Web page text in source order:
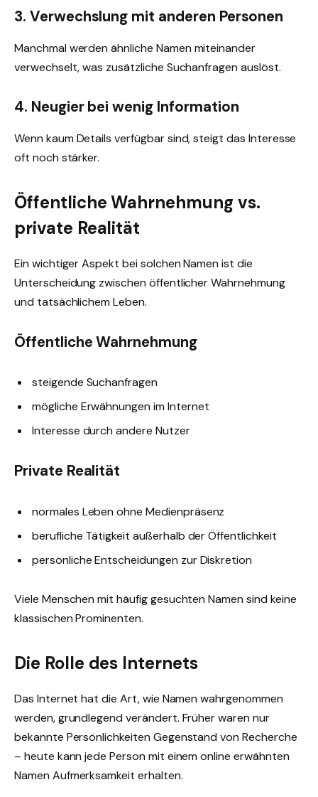
3. Verwechslung mit anderen Personen
Manchmal werden ähnliche Namen miteinander
verwechselt, was zusätzliche Suchanfragen auslöst.
4. Neugier bei wenig Information
Wenn kaum Details verfügbar sind, steigt das Interesse
oft noch stärker.
Öffentliche Wahrnehmung vs.
private Realität
Ein wichtiger Aspekt bei solchen Namen ist die
Unterscheidung zwischen öffentlicher Wahrnehmung
und tatsächlichem Leben.
Öffentliche Wahrnehmung
steigende Suchanfragen
mögliche Erwähnungen im Internet
Interesse durch andere Nutzer
Private Realität
normales Leben ohne Medienpräsenz
berufliche Tätigkeit außerhalb der Öffentlichkeit
persönliche Entscheidungen zur Diskretion
Viele Menschen mit häufig gesuchten Namen sind keine
klassischen Prominenten.
Die Rolle des Internets
Das Internet hat die Art, wie Namen wahrgenommen
werden, grundlegend verändert. Früher waren nur
bekannte Persönlichkeiten Gegenstand von Recherche
– heute kann jede Person mit einem online erwähnten
Namen Aufmerksamkeit erhalten.